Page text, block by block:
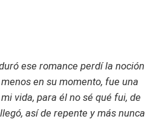
ese romance perdí la noción
en su momento, fue una
vida, para él no sé qué fui, de
así de repente y más nunca